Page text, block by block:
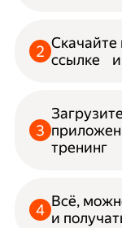
ссылке
тренинг
Всё,
и